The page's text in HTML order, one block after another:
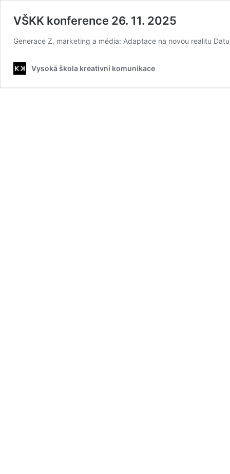
VŠKK konference 26. 11. 2025
Generace Z, marketing a média: Adaptace na novou realitu
Vysoká škola kreativní komunikace